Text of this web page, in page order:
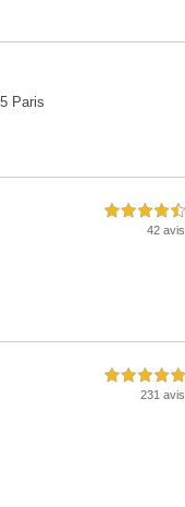
Paris
4,5 étoiles sur 5
42 avis
5,0 étoiles sur 5
231 avis